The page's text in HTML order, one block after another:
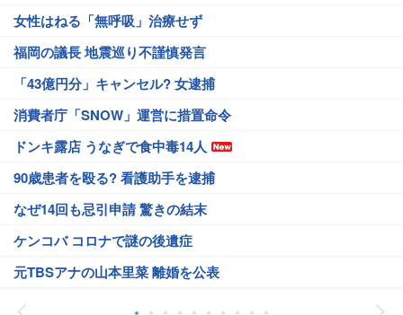
女性はねる「無呼吸」治療せず
福岡の議長 地震巡り不謹慎発言
「43億円分」キャンセル? 女逮捕
消費者庁「SNOW」運営に措置命令
ドンキ露店 うなぎで食中毒14人
90歳患者を殴る? 看護助手を逮捕
なぜ14回も忌引申請 驚きの結末
ケンコバ コロナで謎の後遺症
元TBSアナの山本里菜 離婚を公表